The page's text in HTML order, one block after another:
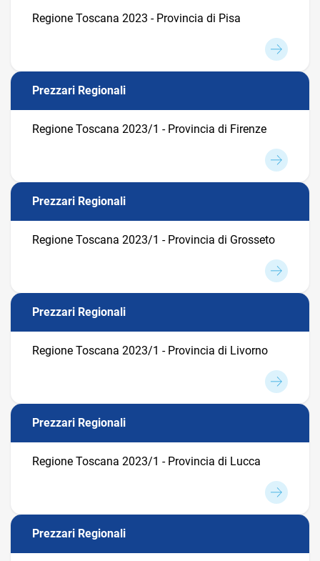
Regione Toscana 2023 - Provincia di Pisa
Prezzari Regionali
Regione Toscana 2023/1 - Provincia di Firenze
Prezzari Regionali
Regione Toscana 2023/1 - Provincia di Grosseto
Prezzari Regionali
Regione Toscana 2023/1 - Provincia di Livorno
Prezzari Regionali
Regione Toscana 2023/1 - Provincia di Lucca
Prezzari Regionali